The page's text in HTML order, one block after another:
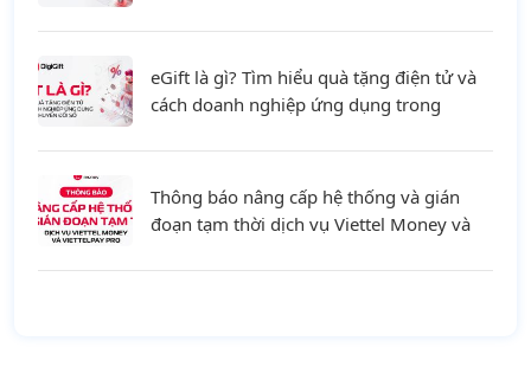
eGift là gì? Tìm hiểu quà tặng điện tử và
cách doanh nghiệp ứng dụng trong
Thông báo nâng cấp hệ thống và gián
đoạn tạm thời dịch vụ Viettel Money và